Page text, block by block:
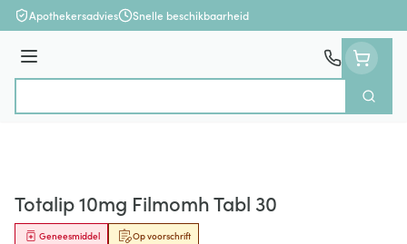
Ga naar de inhoud
Apothekersadvies Snelle beschikbaarheid
Menu
Zoek
Totalip 10mg Filmomh Tabl 30
Op voorschrift
Geneesmiddel